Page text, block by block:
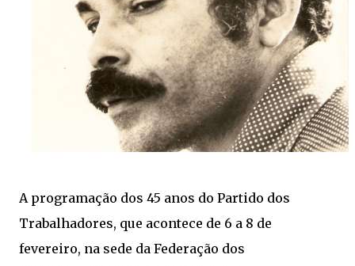
A programação dos 45 anos do Partido dos
Trabalhadores, que acontece de 6 a 8 de
fevereiro, na sede da Federação dos